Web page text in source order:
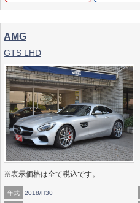
AMG
GTS LHD
※表示価格は全て税込です。
年式 2018/H30